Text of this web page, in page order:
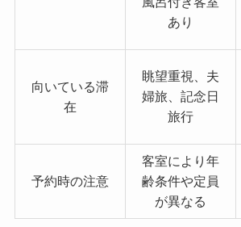
あり
向いている滞
在
眺望重視、夫
婦旅、記念日
旅行
予約時の注意
客室により年
齢条件や定員
が異なる